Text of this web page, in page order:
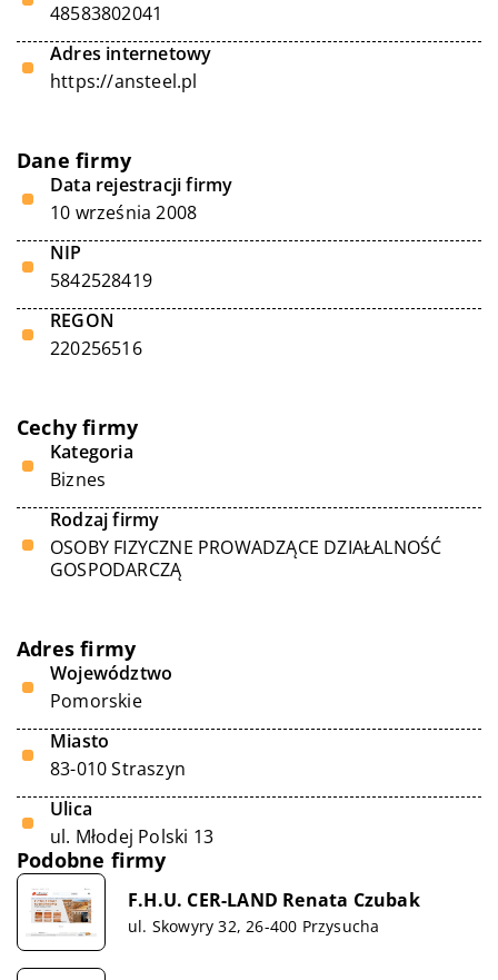
48583802041
Adres internetowy
https://ansteel.pl
Dane firmy
Data rejestracji firmy
10 września 2008
NIP
5842528419
REGON
220256516
Cechy firmy
Kategoria
Biznes
Rodzaj firmy
OSOBY FIZYCZNE PROWADZĄCE DZIAŁALNOŚĆ
GOSPODARCZĄ
Adres firmy
Województwo
Pomorskie
Miasto
83-010 Straszyn
Ulica
ul. Młodej Polski 13
Podobne firmy
F.H.U. CER-LAND Renata Czubak
ul. Skowyry 32, 26-400 Przysucha